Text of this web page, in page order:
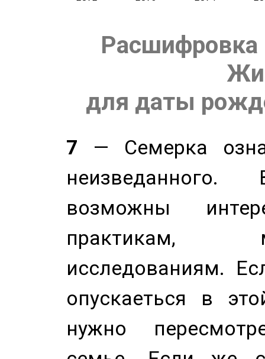
Расшифровка
для даты
7 — Семерка
возможны
практикам,
исследованиям.
опускаеться в
нужно